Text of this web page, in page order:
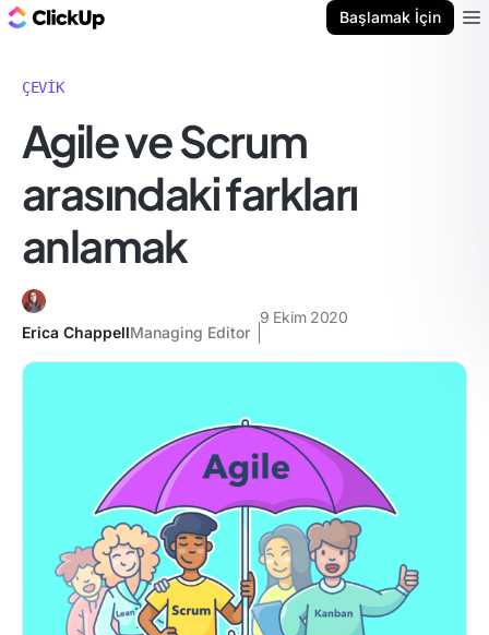
Başlamak İçin
ÇEVIK
Agile ve Scrum
arasındaki farkları
anlamak
Erica ChappellManaging Editor
9 Ekim 2020